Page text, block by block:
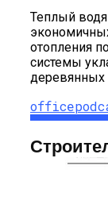
Теплый
отопления
системы
деревянных